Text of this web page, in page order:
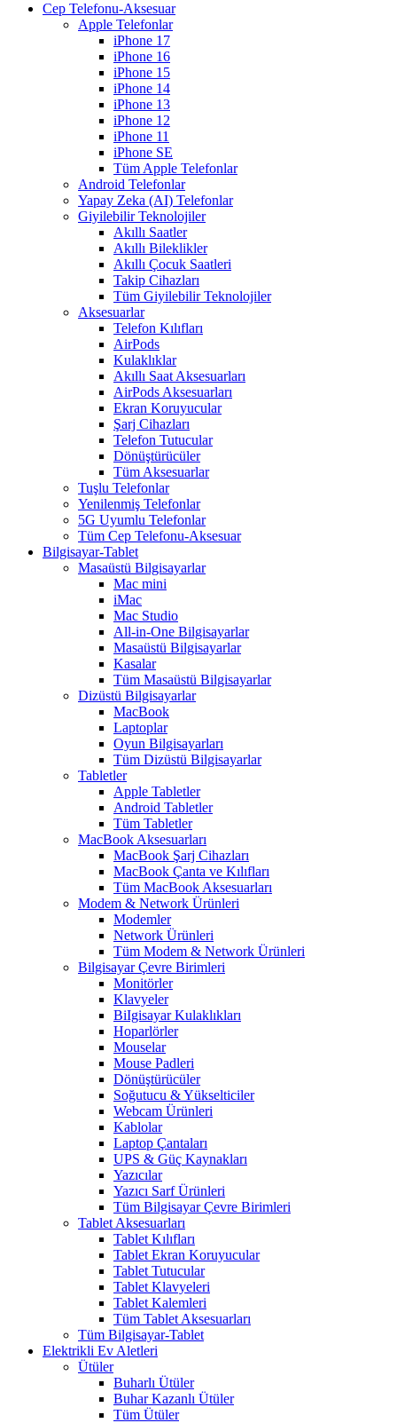
Cep Telefonu-Aksesuar
Apple Telefonlar
iPhone 17
iPhone 16
iPhone 15
iPhone 14
iPhone 13
iPhone 12
iPhone 11
iPhone SE
Tüm Apple Telefonlar
Android Telefonlar
Yapay Zeka (AI) Telefonlar
Giyilebilir Teknolojiler
Akıllı Saatler
Akıllı Bileklikler
Akıllı Çocuk Saatleri
Takip Cihazları
Tüm Giyilebilir Teknolojiler
Aksesuarlar
Telefon Kılıfları
AirPods
Kulaklıklar
Akıllı Saat Aksesuarları
AirPods Aksesuarları
Ekran Koruyucular
Şarj Cihazları
Telefon Tutucular
Dönüştürücüler
Tüm Aksesuarlar
Tuşlu Telefonlar
Yenilenmiş Telefonlar
5G Uyumlu Telefonlar
Tüm Cep Telefonu-Aksesuar
Bilgisayar-Tablet
Masaüstü Bilgisayarlar
Mac mini
iMac
Mac Studio
All-in-One Bilgisayarlar
Masaüstü Bilgisayarlar
Kasalar
Tüm Masaüstü Bilgisayarlar
Dizüstü Bilgisayarlar
MacBook
Laptoplar
Oyun Bilgisayarları
Tüm Dizüstü Bilgisayarlar
Tabletler
Apple Tabletler
Android Tabletler
Tüm Tabletler
MacBook Aksesuarları
MacBook Şarj Cihazları
MacBook Çanta ve Kılıfları
Tüm MacBook Aksesuarları
Modem & Network Ürünleri
Modemler
Network Ürünleri
Tüm Modem & Network Ürünleri
Bilgisayar Çevre Birimleri
Monitörler
Klavyeler
BiIgisayar Kulaklıkları
Hoparlörler
Mouselar
Mouse Padleri
Dönüştürücüler
Soğutucu & Yükselticiler
Webcam Ürünleri
Kablolar
Laptop Çantaları
UPS & Güç Kaynakları
Yazıcılar
Yazıcı Sarf Ürünleri
Tüm Bilgisayar Çevre Birimleri
Tablet Aksesuarları
Tablet Kılıfları
Tablet Ekran Koruyucular
Tablet Tutucular
Tablet Klavyeleri
Tablet Kalemleri
Tüm Tablet Aksesuarları
Tüm Bilgisayar-Tablet
Elektrikli Ev Aletleri
Ütüler
Buharlı Ütüler
Buhar Kazanlı Ütüler
Tüm Ütüler